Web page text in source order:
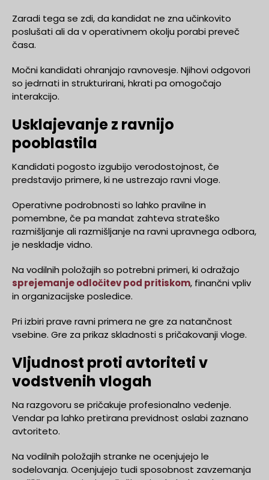
Zaradi tega se zdi, da kandidat ne zna učinkovito
poslušati ali da v operativnem okolju porabi preveč
časa.
Močni kandidati ohranjajo ravnovesje. Njihovi odgovori
so jedrnati in strukturirani, hkrati pa omogočajo
interakcijo.
Usklajevanje z ravnijo
pooblastila
Kandidati pogosto izgubijo verodostojnost, če
predstavijo primere, ki ne ustrezajo ravni vloge.
Operativne podrobnosti so lahko pravilne in
pomembne, če pa mandat zahteva strateško
razmišljanje ali razmišljanje na ravni upravnega odbora,
je neskladje vidno.
Na vodilnih položajih so potrebni primeri, ki odražajo
sprejemanje odločitev pod pritiskom, finančni vpliv
in organizacijske posledice.
Pri izbiri prave ravni primera ne gre za natančnost
vsebine. Gre za prikaz skladnosti s pričakovanji vloge.
Vljudnost proti avtoriteti v
vodstvenih vlogah
Na razgovoru se pričakuje profesionalno vedenje.
Vendar pa lahko pretirana previdnost oslabi zaznano
avtoriteto.
Na vodilnih položajih stranke ne ocenjujejo le
sodelovanja. Ocenjujejo tudi sposobnost zavzemanja